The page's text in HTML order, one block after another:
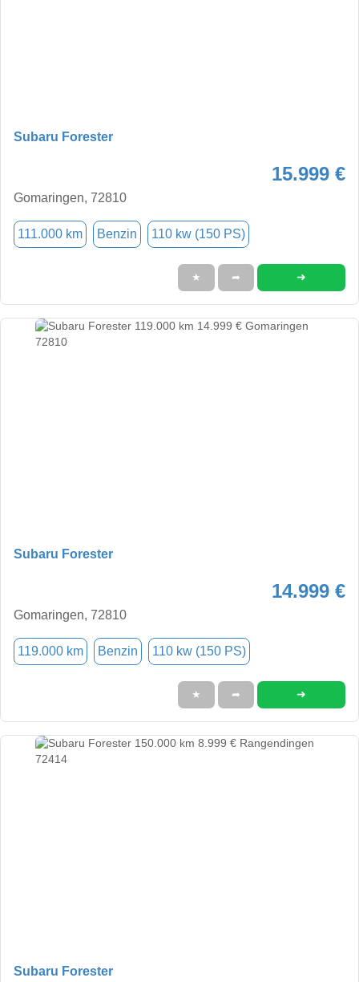
Subaru Forester
15.999 €
Gomaringen, 72810
111.000 km Benzin 110 kw (150 PS)
★ ➦ ➜
Subaru Forester
14.999 €
Gomaringen, 72810
119.000 km Benzin 110 kw (150 PS)
★ ➦ ➜
Subaru Forester